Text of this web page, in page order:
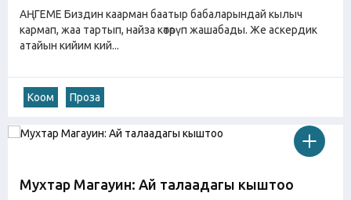
АҢГЕМЕ Биздин каарман баатыр бабаларындай кылыч
кармап, жаа тартып, найза көтөрүп жашабады. Же аскердик
атайын кийим кий...
Коом Проза
Мухтар Магауин: Ай талаадагы кыштоо